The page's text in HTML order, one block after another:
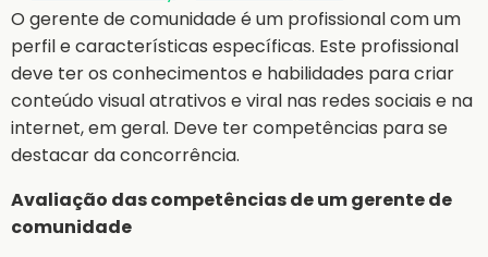
O gerente de comunidade é um profissional com um
perfil e características específicas. Este profissional
deve ter os conhecimentos e habilidades para criar
conteúdo visual atrativos e viral nas redes sociais e na
internet, em geral. Deve ter competências para se
destacar da concorrência.
Avaliação das competências de um gerente de
comunidade